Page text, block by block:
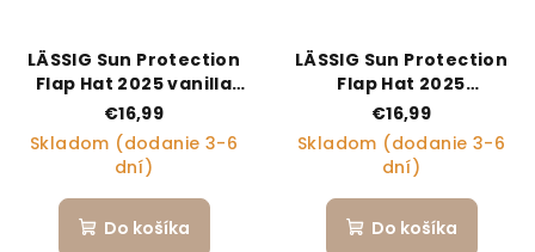
LÄSSIG Sun Protection
Flap Hat 2025 vanilla
07-18 mo.
€16,99
Skladom (dodanie 3-6
dní)
Do košíka
LÄSSIG Sun Protection
Flap Hat 2025
surfboards sea salt 19-
36 mo.
€16,99
Skladom (dodanie 3-6
dní)
Do košíka